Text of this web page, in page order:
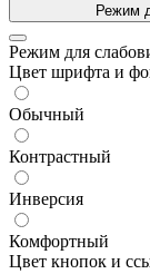
Режим
Режим для
Цвет шрифта и
Обычный
Контрастный
Инверсия
Комфортный
Цвет кнопок и